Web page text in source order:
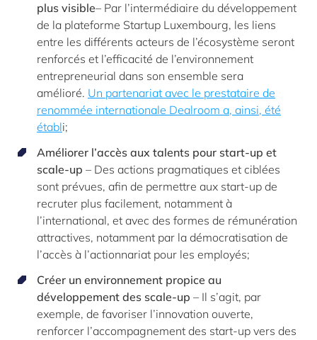
plus visible– Par l’intermédiaire du développement
de la plateforme Startup Luxembourg, les liens
entre les différents acteurs de l’écosystème seront
renforcés et l’efficacité de l’environnement
entrepreneurial dans son ensemble sera
amélioré. Un partenariat avec le prestataire de
renommée internationale Dealroom a, ainsi, été
établi;
Améliorer l’accès aux talents pour start-up et
scale-up – Des actions pragmatiques et ciblées
sont prévues, afin de permettre aux start-up de
recruter plus facilement, notamment à
l’international, et avec des formes de rémunération
attractives, notamment par la démocratisation de
l’accès à l’actionnariat pour les employés;
Créer un environnement propice au
développement des scale-up – Il s’agit, par
exemple, de favoriser l’innovation ouverte,
renforcer l’accompagnement des start-up vers des